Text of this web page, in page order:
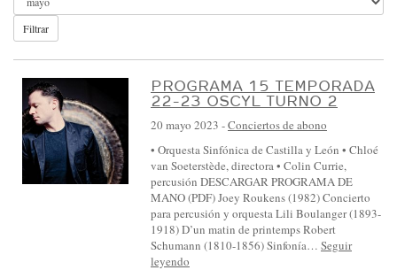
U
E
S
T
A
S
N
Filtrar
PROGRAMA 15 TEMPORADA
22-23 OSCYL TURNO 2
20 mayo 2023 -Conciertos de abono
• Orquesta Sinfónica de Castilla y León • Chloé
van Soeterstède, directora • Colin Currie,
percusión DESCARGAR PROGRAMA DE
MANO (PDF) Joey Roukens (1982) Concierto
para percusión y orquesta Lili Boulanger (1893-
1918) D’un matin de printemps Robert
Schumann (1810-1856) Sinfonía… Seguir
leyendo